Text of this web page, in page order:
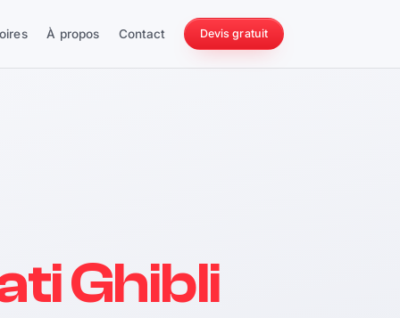
À propos Contact Devis gratuit
228 Nm
Ghibli